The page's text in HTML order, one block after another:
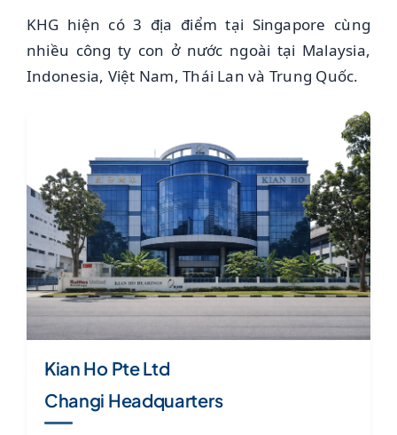
KHG hiện có 3 địa điểm tại Singapore cùng
nhiều công ty con ở nước ngoài tại Malaysia,
Indonesia, Việt Nam, Thái Lan và Trung Quốc.
Kian Ho Pte Ltd
Changi Headquarters